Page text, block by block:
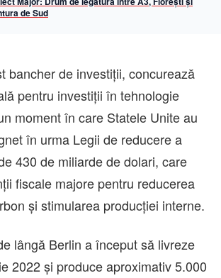
de Sud
bancher de investiţii, concurează
pentru investiţii în tehnologie
moment în care Statele Unite au
în urma Legii de reducere a
430 de miliarde de dolari, care
fiscale majore pentru reducerea
şi stimularea producţiei interne.
lângă Berlin a început să livreze
2022 şi produce aproximativ 5.000